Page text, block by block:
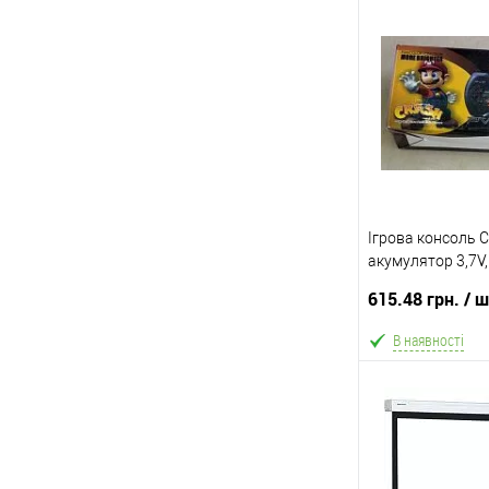
В обране
Склад зберігання
Одеса №4
Відправка
протягом 2-5
Ігрова консоль
акумулятор
велика добірка
615.48 грн. /
В наявності
В
В обране